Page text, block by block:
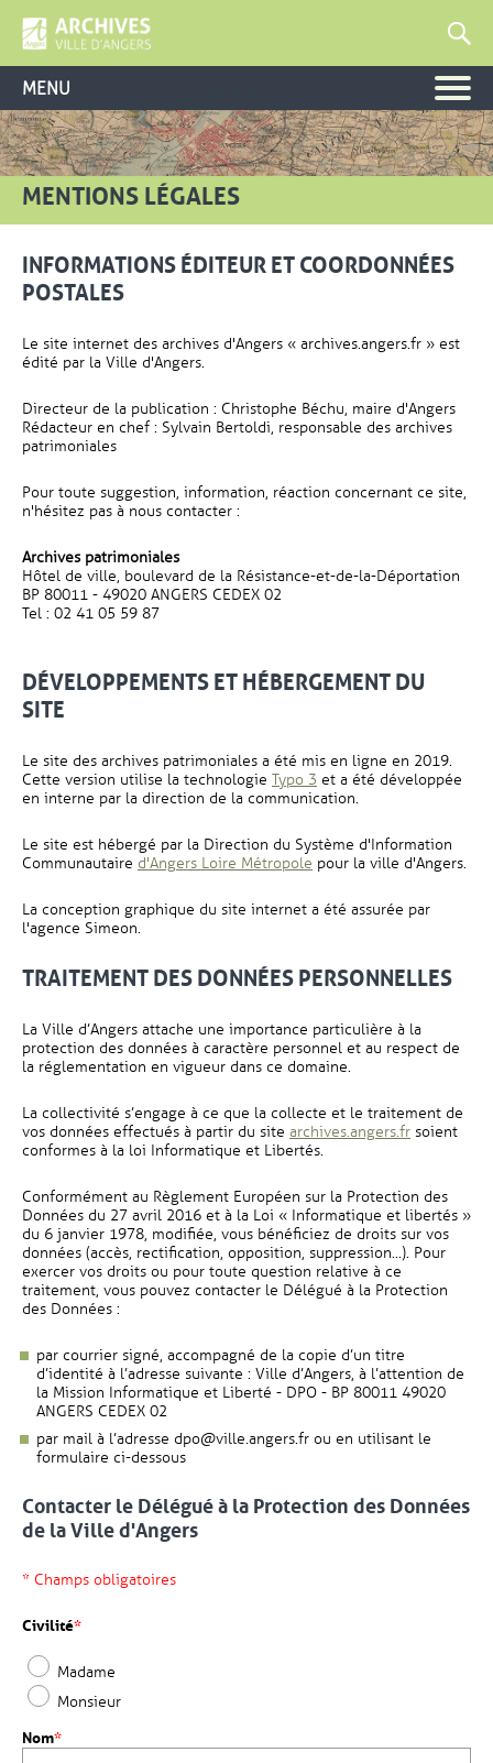
MENU
MENTIONS LÉGALES
INFORMATIONS ÉDITEUR ET COORDONNÉES
POSTALES
Le site internet des archives d'Angers « archives.angers.fr » est
édité par la Ville d'Angers.
Directeur de la publication : Christophe Béchu, maire d'Angers
Rédacteur en chef : Sylvain Bertoldi, responsable des archives
patrimoniales
Pour toute suggestion, information, réaction concernant ce site,
n'hésitez pas à nous contacter :
Archives patrimoniales
Hôtel de ville, boulevard de la Résistance-et-de-la-Déportation
BP 80011 - 49020 ANGERS CEDEX 02
Tel : 02 41 05 59 87
DÉVELOPPEMENTS ET HÉBERGEMENT DU
SITE
Le site des archives patrimoniales a été mis en ligne en 2019.
Cette version utilise la technologie Typo 3 , Ouvre une nouvelle
et a été développée
en interne par la direction de la communication.
Le site est hébergé par la Direction du Système d'Information
Communautaire d'Angers Loire Métropole , Ouvre une nouvelle
pour la ville d'Angers.
La conception graphique du site internet a été assurée par
l'agence Simeon.
TRAITEMENT DES DONNÉES PERSONNELLES
La Ville d’Angers attache une importance particulière à la
protection des données à caractère personnel et au respect de
la réglementation en vigueur dans ce domaine.
La collectivité s’engage à ce que la collecte et le traitement de
vos données effectués à partir du site archives.angers.fr, Ouvre
soient
conformes à la loi Informatique et Libertés.
Conformément au Règlement Européen sur la Protection des
Données du 27 avril 2016 et à la Loi « Informatique et libertés »
du 6 janvier 1978, modifiée, vous bénéficiez de droits sur vos
données (accès, rectification, opposition, suppression...). Pour
exercer vos droits ou pour toute question relative à ce
traitement, vous pouvez contacter le Délégué à la Protection
des Données :
par courrier signé, accompagné de la copie d’un titre
d’identité à l’adresse suivante : Ville d’Angers, à l’attention de
la Mission Informatique et Liberté - DPO - BP 80011 49020
ANGERS CEDEX 02
par mail à l’adresse dpo@ville.angers.fr ou en utilisant le
formulaire ci-dessous
Contacter le Délégué à la Protection des Données
de la Ville d'Angers
* Champs obligatoires
Pour des raisons de sécurité, ce formulaire contient un défi visuel
Civilité*
Madame
Monsieur
Nom*, champ obligatoire